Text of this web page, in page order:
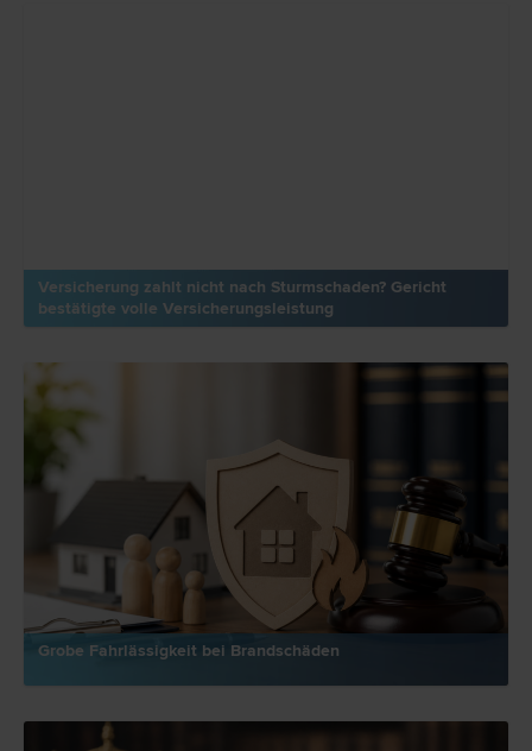
Versicherung zahlt nicht nach Sturmschaden? Gericht
bestätigte volle Versicherungsleistung
Grobe Fahrlässigkeit bei Brandschäden